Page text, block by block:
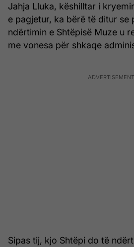
Jahja Lluka, këshilltar i
e pagjetur, ka bërë të ditur se
ndërtimin e Shtëpisë Muze u
me vonesa për shkaqe
Sipas tij, kjo Shtëpi do të